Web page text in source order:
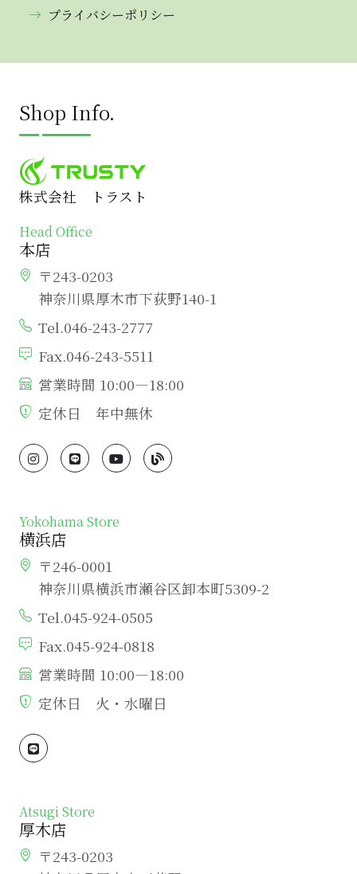
プライバシーポリシー
Shop Info.
株式会社 トラスト
Head Office
本店
〒243-0203
神奈川県厚木市下荻野140-1
Tel.046-243-2777
Fax.046-243-5511
営業時間 10:00―18:00
定休日 年中無休
Yokohama Store
横浜店
〒246-0001
神奈川県横浜市瀬谷区卸本町5309-2
Tel.045-924-0505
Fax.045-924-0818
営業時間 10:00―18:00
定休日 火・水曜日
Atsugi Store
厚木店
〒243-0203